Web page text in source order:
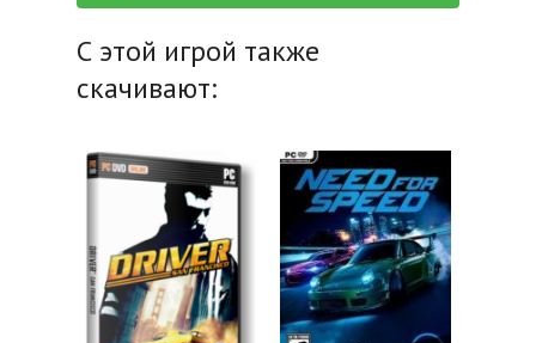
С этой игрой также
скачивают: